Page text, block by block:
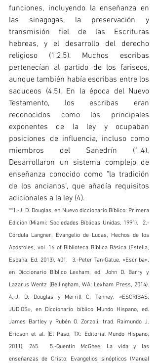
funciones, incluyendo la enseñanza en
las sinagogas, la preservación y
transmisión fiel de las Escrituras
hebreas, y el desarrollo del derecho
religioso (1,2,5). Muchos escribas
pertenecían al partido de los fariseos,
aunque también había escribas entre los
saduceos (4,5). En la época del Nuevo
Testamento, los escribas eran
reconocidos como los principales
exponentes de la ley y ocupaban
posiciones de influencia, incluso como
miembros del Sanedrín (1,4).
Desarrollaron un sistema complejo de
enseñanza conocido como "la tradición
de los ancianos", que añadía requisitos
adicionales a la ley (4).
**1.-J. D. Douglas, en Nuevo diccionario Bíblico: Primera
Edición (Miami: Sociedades Bíblicas Unidas, 1991).  2.-
Córdula Langner, Evangelio de Lucas, Hechos de los
Apóstoles, vol. 16 of Biblioteca Bíblica Básica (Estella,
España: Ed, 2013), 401.  3.-Peter Tan-Gatue, «Escriba»,
en Diccionario Bíblico Lexham, ed. John D. Barry y
Lazarus Wentz (Bellingham, WA: Lexham Press, 2014).
4.-J. D. Douglas y Merrill C. Tenney, «ESCRIBAS,
JUDIOS», en Diccionario bíblico Mundo Hispano, ed.
James Bartley y Rubén O. Zorzoli, trad. Raimundo J.
Ericson et al. (El Paso, TX: Editorial Mundo Hispano,
2011), 265.  5.-Quentin McGhee, La vida y las
enseñanzas de Cristo: Evangelios sinópticos (Manual